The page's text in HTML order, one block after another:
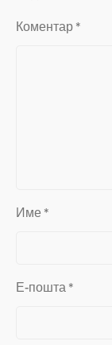
Коментар *
Име *
Е-пошта *